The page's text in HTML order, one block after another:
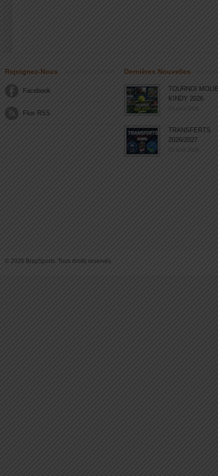
Rejoignez-Nous
Facebook
Flux RSS
Dernières Nouvelles
TOURNOI
KINDY 2026
03 août 2026
TRANSFERTS
2026/2027
03 août 2026
© 2026 BraySports. Tous droits reservés.